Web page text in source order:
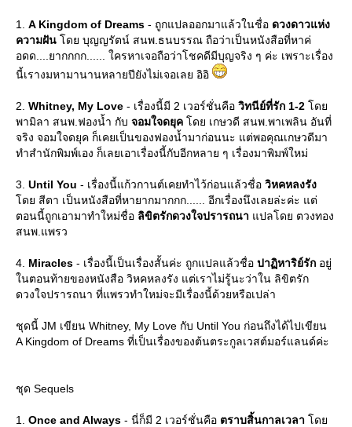
1. A Kingdom of Dreams - ถูกแปลออกมาแล้วในชื่อ ดวงดาวแห่ง
ความฝัน ดย บุญญรัตน์ สนพ.ธนบรรณ ถือว่าเป็นหนังสือที่หาค่
อดด....ยากกกก...... ใครหาเจอถือว่าโชคดีมีบุญจริง ๆ ค่ะ เพราะเรื่อง
นี้เรางมหามานานหลายปียังไม่เจอเลย อิอิ
2. Whitney, My Love - เรื่องนี้มี 2 เวอร์ชั่นคือ วิทนีย์ที่รัก 1-2 ด
พามิลา สนพ.ฟองน้ำ กับ จอมใจดยุค ดย เกษวดี สนพ.พาเพลิน อันที่
จริง จอมใจดยุค ก็เคยเป็นของฟองน้ำมาก่อนนะ แต่พอคุณเกษวดีมา
ทำสำนักพิมพ์เอง ก็เลยเอาเรื่องนี้กับอีกหลาย ๆ เรื่องมาพิมพ์ใหม่
3. Until You - เรื่องนี้แก้วกานต์เคยทำไว้ก่อนแล้วชื่อ วิหคหลงรัง
ดย สีตา เป็นหนังสือที่หายากมากกก...... อีกเรื่องนึงเลยล่ะค่ะ แต่
ตอนนี้ถูกเอามาทำใหม่ชื่อ ลิขิตรักดวงใจปรารถนา ปลโดย ตวงทอง
สนพ.แพรว
4. Miracles - เรื่องนี้เป็นเรื่องสั้นค่ะ ถูกแปลแล้วชื่อ ปาฏิหาริย์รัก อยู่
นตอนท้ายของหนังสือ วิหคหลงรัง แต่เราไม่รู้นะว่าใน ลิขิตรัก
ดวงใจปรารถนา ที่แพรวทำใหม่จะมีเรื่องนี้ด้วยหรือเปล่า
ชุดนี้ JM เขียน Whitney, My Love กับ Until You ก่อนถึงได้ไปเขียน
A Kingdom of Dreams ที่เป็นเรื่องของต้นตระกูลเวสต์มอร์แลนด์ค่ะ
ชุด Sequels
1. Once and Always - นี่ก็มี 2 เวอร์ชั่นคือ ตราบสิ้นกาลเวลา ด